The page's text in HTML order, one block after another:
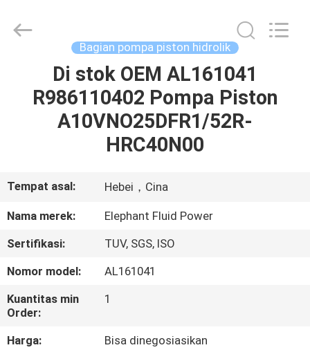
RUMAH
PRODUK
KAMI
PABRIK
KONTROL
KUALITAS
Power
Co.,Ltd.
Bagian pompa piston hidrolik
Di stok OEM AL161041
R986110402 Pompa Piston
A10VNO25DFR1/52R-
HRC40N00
Tempat asal: Hebei，Cina
Nama merek:
Elephant Fluid Power
Sertifikasi:
TUV, SGS, ISO
Nomor model:
AL161041
Kuantitas min
Order:
1
Harga:
Bisa dinegosiasikan